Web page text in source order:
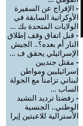
- الإفراج عن السفيرة
الأوكرانية السابقة في
الولايات المتحدة بك ...
- قبل اتفاق وقف إطلاق
النار أم بعده؟.. الجيش
الإسرائيلي يحقق ف ...
- مقتل جنديين
إسرائيليين ومواطن
لبناني تزامناً مع الجولة
الساب ...
- رفضتا ترديد النشيد
الوطني.. الجنسية
الأسترالية للاعبتين إيرا